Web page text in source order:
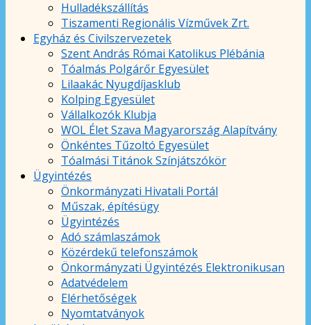
Hulladékszállítás
Tiszamenti Regionális Vízművek Zrt.
Egyház és Civilszervezetek
Szent András Római Katolikus Plébánia
Tóalmás Polgárőr Egyesület
Lilaakác Nyugdíjasklub
Kolping Egyesület
Vállalkozók Klubja
WOL Élet Szava Magyarország Alapítvány
Önkéntes Tűzoltó Egyesület
Tóalmási Titánok Színjátszókör
Ügyintézés
Önkormányzati Hivatali Portál
Műszak, építésügy
Ügyintézés
Adó számlaszámok
Közérdekű telefonszámok
Önkormányzati Ügyintézés Elektronikusan
Adatvédelem
Elérhetőségek
Nyomtatványok